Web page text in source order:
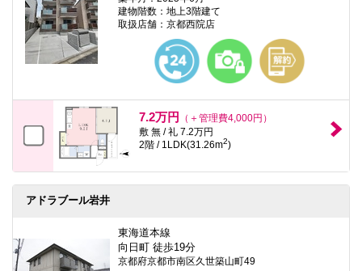
建物階数：地上3階建て
取扱店舗：京都西院店
7.2万円
（＋管理費4,000円）
敷 無 / 礼 7.2万円
2階 / 1LDK(31.26m2)
アドラブール岩井
東海道本線
向日町 徒歩19分
京都府京都市南区久世築山町49